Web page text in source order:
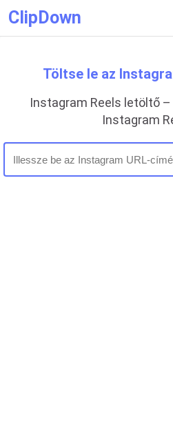
ClipDown
Töltse le az
Instagram Reels letöltő
Instagram